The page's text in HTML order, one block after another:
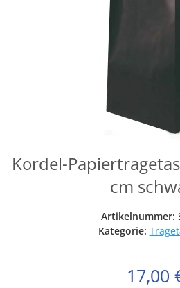
Kordel-
cm
Artikelnummer:
Kategorie:
17,00